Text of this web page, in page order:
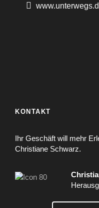
KONTAKT
Ihr Geschäft will mehr
Christiane Schwarz.